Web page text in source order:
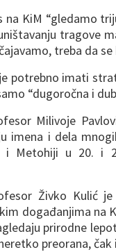
na KiM “gledamo
tragove
treba da
potrebno imati
“dugoročna i
Milivoje
imena i dela
i Metohiji u 20. i
Živko Kulić
događanjima na
prirodne
preorana,